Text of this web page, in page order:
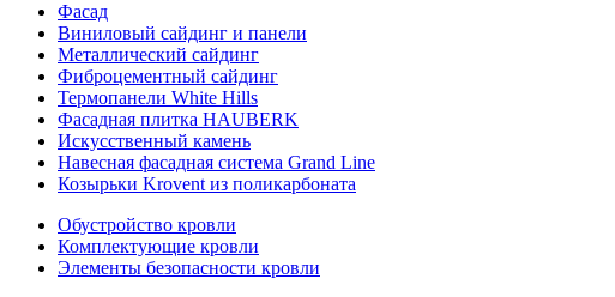
Фасад
Виниловый сайдинг и панели
Металлический сайдинг
Фиброцементный сайдинг
Термопанели White Hills
Фасадная плитка HAUBERK
Искусственный камень
Навесная фасадная система Grand Line
Козырьки Krovent из поликарбоната
Обустройство кровли
Комплектующие кровли
Элементы безопасности кровли